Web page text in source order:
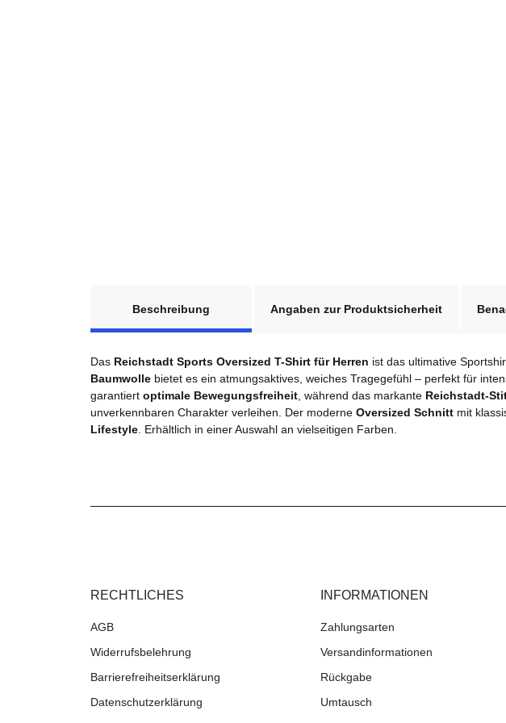
Beschreibung
Angaben zur Produktsicherheit
Das Reichstadt Sports Oversized T-Shirt für Herren ist das ultimative
Baumwolle bietet es ein atmungsaktives, weiches Tragegefühl – perfekt für
garantiert optimale Bewegungsfreiheit , während das markante Reichstadt-
unverkennbaren Charakter verleihen. Der moderne Oversized Schnitt mit
Lifestyle . Erhältlich in einer Auswahl an vielseitigen Farben.
RECHTLICHES
AGB
Widerrufsbelehrung
Barrierefreiheitserklärung
Datenschutzerklärung
INFORMATIONEN
Zahlungsarten
Versandinformationen
Rückgabe
Umtausch